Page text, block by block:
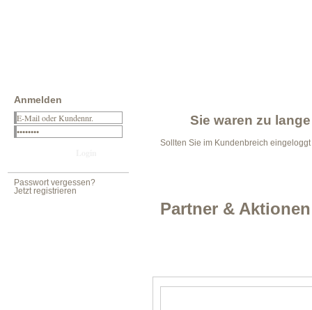
Anmelden
Passwort vergessen?
Jetzt registrieren
Sie waren zu
Sollten Sie im Kundenbreich
Partner & Aktionen